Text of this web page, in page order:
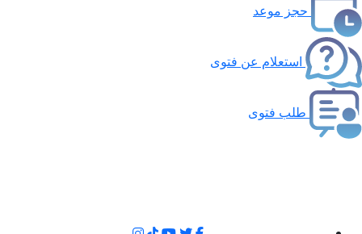
حجز موعد
استعلام عن فتوى
طلب فتوى